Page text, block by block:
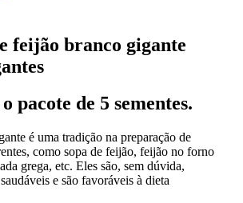
feijão branco gigante
pacote de 5 sementes.
é uma tradição na preparação de
como sopa de feijão, feijão no forno
grega, etc. Eles são, sem dúvida,
e são favoráveis à dieta